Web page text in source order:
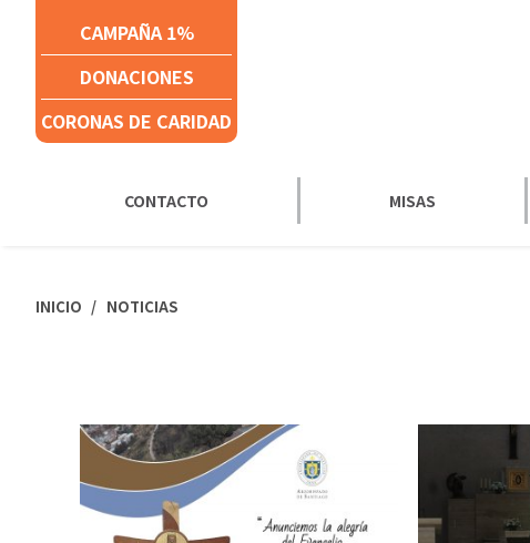
CAMPAÑA 1%
DONACIONES
CORONAS DE CARIDAD
CONTACTO MISAS
INICIO NOTICIAS